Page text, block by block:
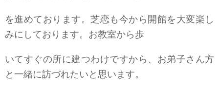
を進めております。芝恋も今から開館を大変楽し
みにしております。お教室から歩
いてすぐの所に建つわけですから、お弟子さん方
と一緒に訪づれたいと思います。